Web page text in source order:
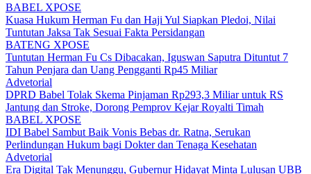
BABEL XPOSE
Kuasa Hukum Herman Fu dan Haji Yul Siapkan Pledoi, Nilai
Tuntutan Jaksa Tak Sesuai Fakta Persidangan
BATENG XPOSE
Tuntutan Herman Fu Cs Dibacakan, Iguswan Saputra Dituntut 7
Tahun Penjara dan Uang Pengganti Rp45 Miliar
Advetorial
DPRD Babel Tolak Skema Pinjaman Rp293,3 Miliar untuk RS
Jantung dan Stroke, Dorong Pemprov Kejar Royalti Timah
BABEL XPOSE
IDI Babel Sambut Baik Vonis Bebas dr. Ratna, Serukan
Perlindungan Hukum bagi Dokter dan Tenaga Kesehatan
Advetorial
Era Digital Tak Menunggu, Gubernur Hidayat Minta Lulusan UBB